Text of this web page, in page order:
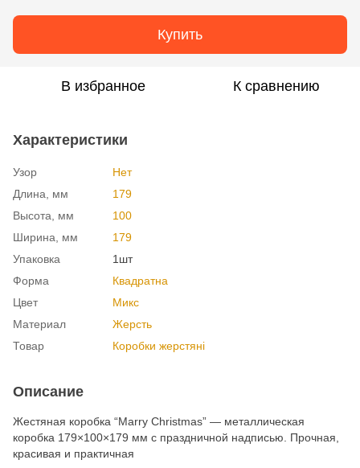
Купить
В избранное К сравнению
Характеристики
Узор
Нет
Длина, мм
179
Высота, мм
100
Ширина, мм
179
Упаковка
1шт
Форма
Квадратна
Цвет
Микс
Материал
Жерсть
Товар
Коробки жерстяні
Описание
Жестяная коробка “Marry Christmas” — металлическая
коробка 179×100×179 мм с праздничной надписью. Прочная,
красивая и практичная